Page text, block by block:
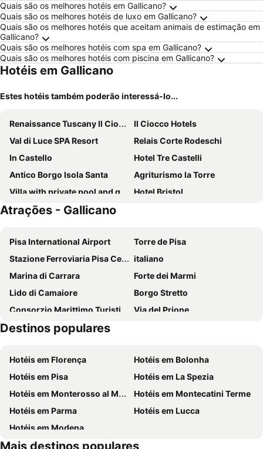
Quais são os melhores hotéis em Gallicano?
Quais são os melhores hotéis de luxo em Gallicano?
Quais são os melhores hotéis que aceitam animais de estimação em
Gallicano?
Quais são os melhores hotéis com spa em Gallicano?
Quais são os melhores hotéis com piscina em Gallicano?
Hotéis em Gallicano
Estes hotéis também poderão interessá-lo...
Renaissance Tuscany Il Ciocco Resort & Spa
Il Ciocco Hotels
Val di Luce SPA Resort
Relais Corte Rodeschi
In Castello
Hotel Tre Castelli
Antico Borgo Isola Santa
Agriturismo la Torre
Villa with private pool and garden at 500 meters from village. Panoramic views
Hotel Bristol
Atrações - Gallicano
Pisa International Airport
Torre de Pisa
Stazione Ferroviaria Pisa Centrale
italiano
Marina di Carrara
Forte dei Marmi
Lido di Camaiore
Borgo Stretto
Consorzio Marittimo Turistico - 5 terre - Golfo dei Poeti
Via del Prione
Fiera di Sant'Ermete
Marina di Massa
Chiesa di San Michele in Borgo
San Terenzo
Spiaggia di PortoVenere
Ponte del Diavolo o della Maddalena
Roma
Castelvecchio Pascoli
Fornaci di Barga
Castelnuovo Garfagnana
Grotta del Vento
Halloween Celebration
Destinos populares
Hotéis em Florença
Hotéis em Bolonha
Hotéis em Pisa
Hotéis em La Spezia
Hotéis em Monterosso al Mare
Hotéis em Montecatini Terme
Hotéis em Parma
Hotéis em Lucca
Hotéis em Modena
Mais destinos populares